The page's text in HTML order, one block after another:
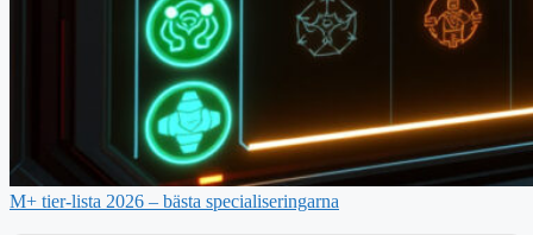
M+ tier-lista 2026 – bästa specialiseringarna